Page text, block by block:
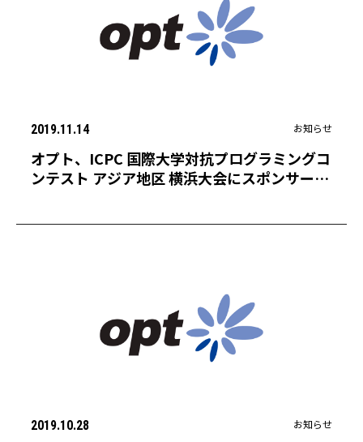
2019.11.14 お知らせ
オプト、ICPC 国際大学対抗プログラミングコ
ンテスト アジア地区 横浜大会にスポンサーと
2019.10.28 お知らせ